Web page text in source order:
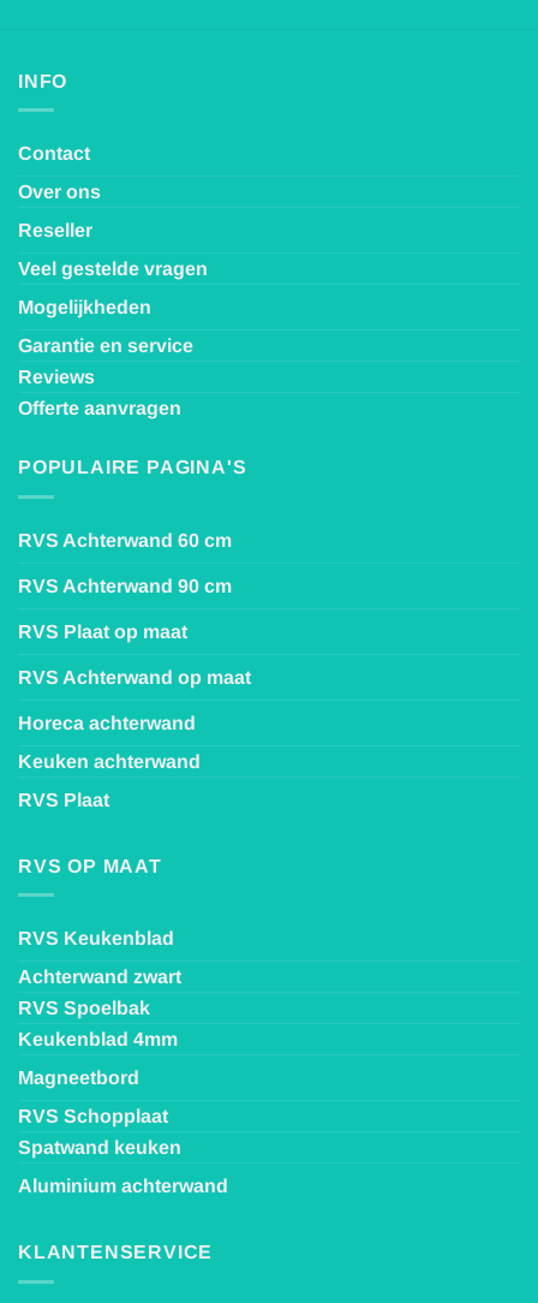
INFO
Contact
Over ons
Reseller
Veel gestelde vragen
Mogelijkheden
Garantie en service
Reviews
Offerte aanvragen
POPULAIRE PAGINA'S
RVS Achterwand 60 cm
RVS Achterwand 90 cm
RVS Plaat op maat
RVS Achterwand op maat
Horeca achterwand
Keuken achterwand
RVS Plaat
RVS OP MAAT
RVS Keukenblad
Achterwand zwart
RVS Spoelbak
Keukenblad 4mm
Magneetbord
RVS Schopplaat
Spatwand keuken
Aluminium achterwand
KLANTENSERVICE